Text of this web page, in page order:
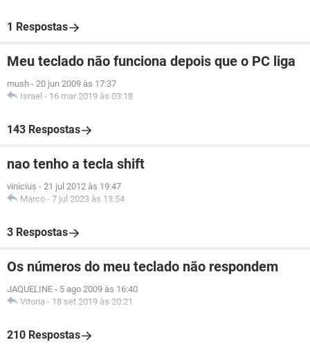
1 Respostas
Meu teclado não funciona depois que o PC liga
mush - 20 jun 2009 às 17:37
Israel - 16 mar 2019 às 03:18
143 Respostas
nao tenho a tecla shift
vinicius - 21 jul 2012 às 19:47
Marco - 7 jul 2023 às 13:54
3 Respostas
Os números do meu teclado não respondem
JAQUELINE - 5 ago 2009 às 16:40
Vitoria - 18 set 2019 às 20:21
210 Respostas